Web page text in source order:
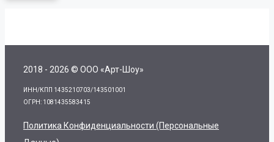
2018 - 2026 © ООО «Арт-Шоу»
ИНН/КПП 1435210703/143501001
ОГРН: 1081435583415
Политика Конфиденциальности (персональные